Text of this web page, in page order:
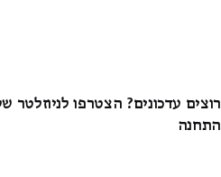
רוצים עדכונים? הצטרפו לניוזלטר
התחנה